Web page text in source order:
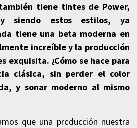
tiene tintes de Power,
siendo estos estilos, ya
tiene una beta moderna en
increíble y la producción
exquisita. ¿Cómo se hace para
clásica, sin perder el color
y sonar moderno al mismo
que una producción nuestra